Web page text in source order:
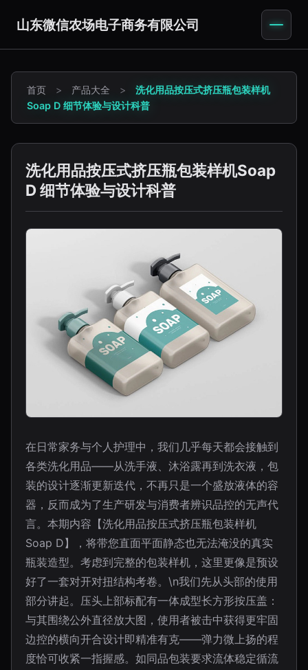
山东微信农场电子商务有限公司
首页 > 产品大全 >
洗化用品按压式挤压瓶包装样机
Soap D 细节体验与设计科普
洗化用品按压式挤压瓶包装样机Soap
D 细节体验与设计科普
在日常家务与个人护理中，我们几乎每天都会接触到
各类洗化用品——从洗手液、沐浴露再到洗衣液，包
装的设计逐渐更新迭代，不再只是一个盛放液体的容
器，反而成为了生产研发与消费者辨识品控的无声代
言。本期内容【洗化用品按压式挤压瓶包装样机
Soap D】，将带您直面平面静态也无法淹没的真实
瓶装造型。考虑到完整的包装样机，这里更像是预设
好了一套对开对扭结构考卷。\n我们先从头部的使用
部分讲起。压头上部标配有一体成型长方形按压盖：
与其围绕公外直径放大图，使用者被击中获得更牢固
边控的横向开合设计即精准有克——弹力微上扬的程
度恰可收紧一指握感。如同品包装要求流体稳定循流